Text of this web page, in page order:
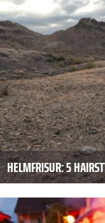
HELMFRISUR: 5